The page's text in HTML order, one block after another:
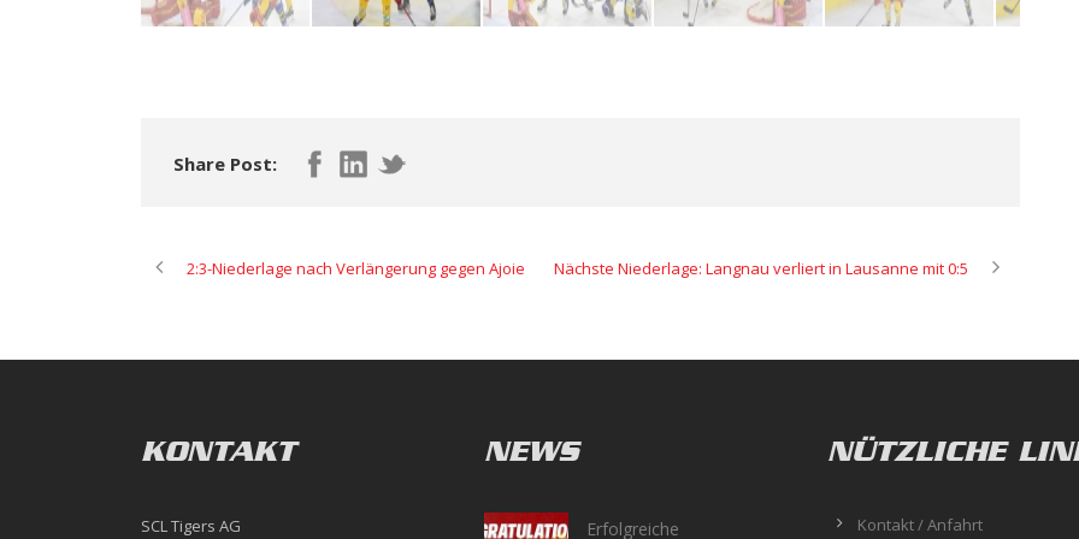
Share Post:
2:3-Niederlage nach Verlängerung gegen Ajoie Nächste Niederlage: Langnau verliert in Lausanne mit 0:5
KONTAKT
SCL Tigers AG
NEWS
Erfolgreiche
NÜTZLICHE
Kontakt / Anfahrt